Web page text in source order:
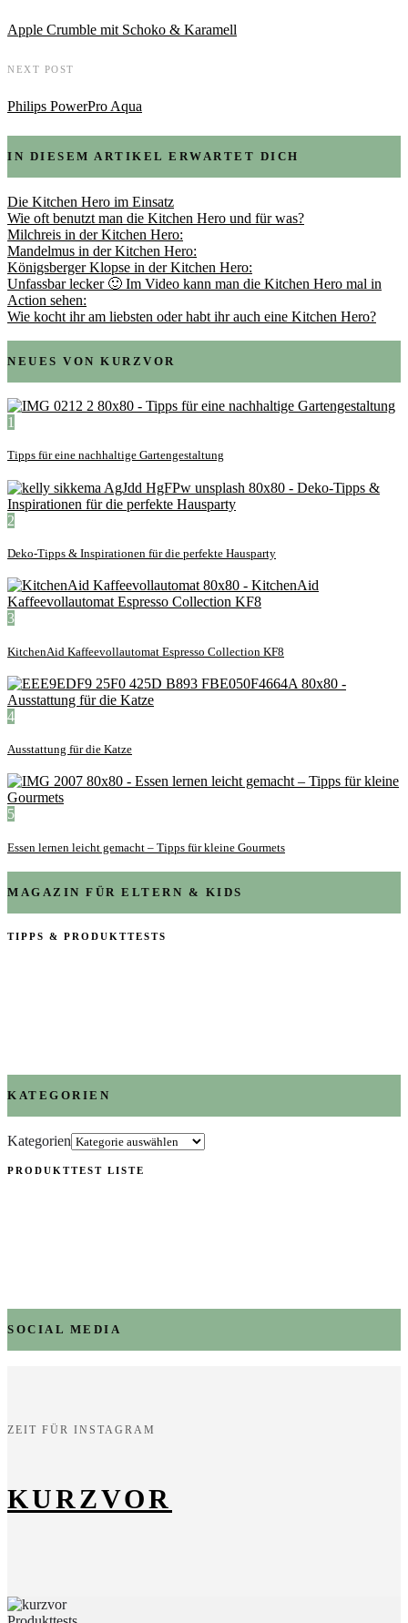
Apple Crumble mit Schoko & Karamell
NEXT POST
Philips PowerPro Aqua
IN DIESEM ARTIKEL ERWARTET DICH
Die Kitchen Hero im Einsatz
Wie oft benutzt man die Kitchen Hero und für was?
Milchreis in der Kitchen Hero:
Mandelmus in der Kitchen Hero:
Königsberger Klopse in der Kitchen Hero:
Unfassbar lecker 🙂 Im Video kann man die Kitchen Hero mal in
Action sehen:
Wie kocht ihr am liebsten oder habt ihr auch eine Kitchen Hero?
NEUES VON KURZVOR
1
Tipps für eine nachhaltige Gartengestaltung
2
Deko-Tipps & Inspirationen für die perfekte Hausparty
3
KitchenAid Kaffeevollautomat Espresso Collection KF8
4
Ausstattung für die Katze
5
Essen lernen leicht gemacht – Tipps für kleine Gourmets
MAGAZIN FÜR ELTERN & KIDS
TIPPS & PRODUKTTESTS
KATEGORIEN
Kategorien
PRODUKTTEST LISTE
SOCIAL MEDIA
ZEIT FÜR INSTAGRAM
KURZVOR